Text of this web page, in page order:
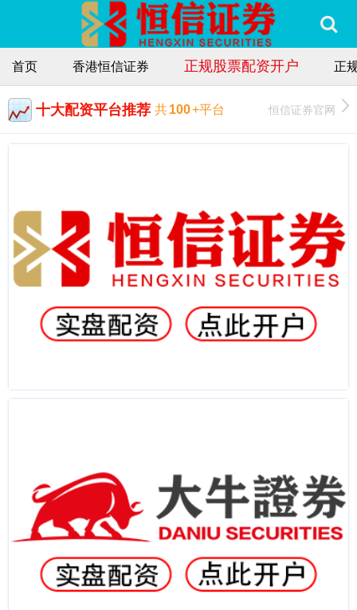
首页 香港恒信证券 正规股票配资开户 正
十大配资平台推荐 共100+平台 恒信证券官网